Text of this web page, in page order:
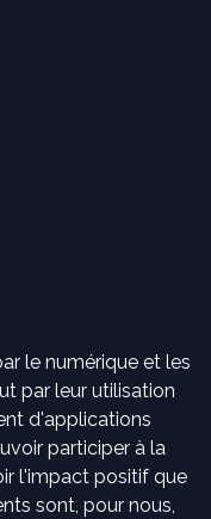
le numérique et les
par leur utilisation
d'applications
participer à la
l'impact positif que
sont, pour nous,